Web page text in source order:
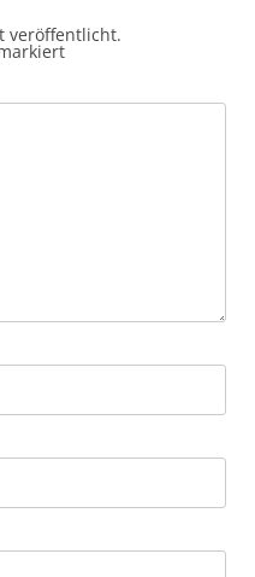
veröffentlicht.